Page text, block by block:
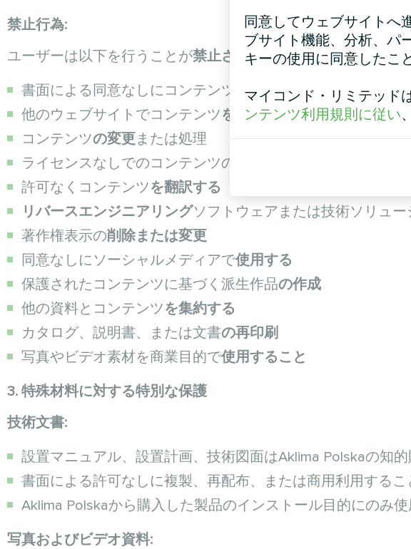
禁止行為:
ユーザーは以下を行うことが禁止されています:
書面による同意なしにコンテンツの全部または一部を複製す
他のウェブサイトでコンテンツを配信する
コンテンツの変更または処理
ライセンスなしでのコンテンツの
許可なくコンテンツを翻訳する
リバースエンジニアリングソフトウェアまたは技術ソリュー
著作権表示の削除または変更
同意なしにソーシャルメディアで使用する
保護されたコンテンツに基づく派生作品の作成
他の資料とコンテンツを集約する
カタログ、説明書、または文書の再印刷
写真やビデオ素材を商業目的で使用すること
3. 特殊材料に対する特別な保護
技術文書:
設置マニュアル、設置計画、技術図面はAklima Polskaの知的
書面による許可なしに複製、再配布、または商用利用する
Aklima Polskaから購入した製品のインストール目的にのみ使
写真およびビデオ資料:
同意してウェブサイトへ
ブサイト機能、分析、パ
キーの使用に同意したこ
マイコンド・リミテッドは
ンテンツ利用規則に従い